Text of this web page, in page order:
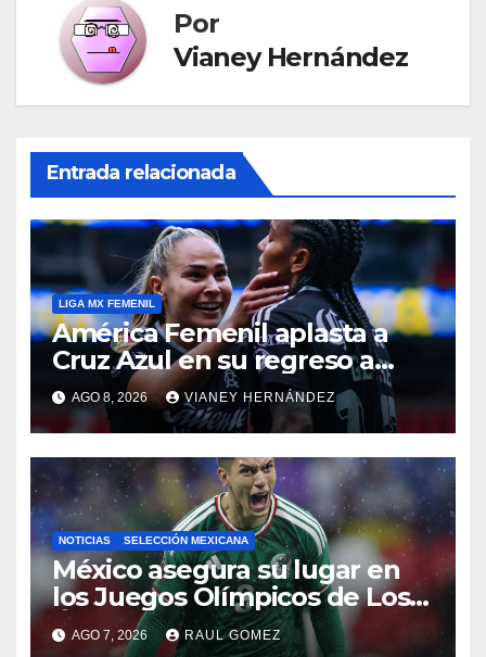
Por
Vianey Hernández
Entrada relacionada
LIGA MX FEMENIL
América Femenil aplasta a
Cruz Azul en su regreso a
casa
AGO 8, 2026 VIANEY HERNÁNDEZ
NOTICIAS SELECCIÓN MEXICANA
México asegura su lugar en
los Juegos Olímpicos de Los
Ángeles 2028
AGO 7, 2026 RAUL GOMEZ